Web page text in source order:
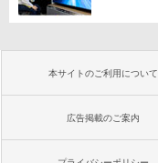
本サイトのご利用について
広告掲載のご案内